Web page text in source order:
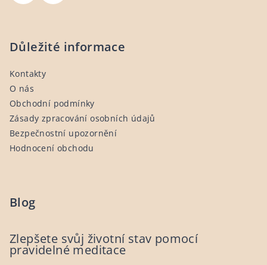
Důležité informace
Kontakty
O nás
Obchodní podmínky
Zásady zpracování osobních údajů
Bezpečnostní upozornění
Hodnocení obchodu
Blog
Zlepšete svůj životní stav pomocí
pravidelné meditace